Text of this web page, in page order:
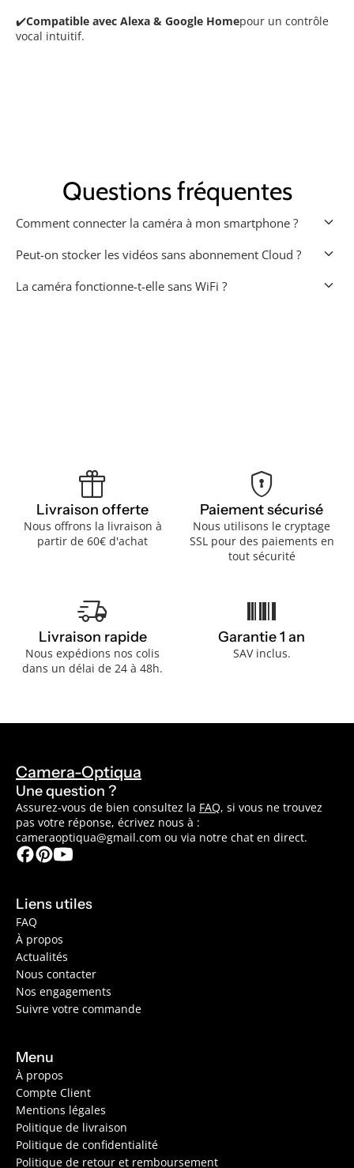
✔️Compatible avec Alexa & Google Homepour un contrôle
vocal intuitif.
Questions fréquentes
Comment connecter la caméra à mon smartphone ? keyboard_arrow_down
Peut-on stocker les vidéos sans abonnement Cloud ? keyboard_arrow_down
La caméra fonctionne-t-elle sans WiFi ? keyboard_arrow_down
featured_seasonal_and_gifts
Livraison offerte
Nous offrons la livraison à
partir de 60€ d'achat
encrypted
Paiement sécurisé
Nous utilisons le cryptage
SSL pour des paiements en
tout sécurité
delivery_truck_speed
Livraison rapide
Nous expédions nos colis
dans un délai de 24 à 48h.
barcode
Garantie 1 an
SAV inclus.
Camera-Optiqua
Une question ?
Assurez-vous de bien consultez la FAQ, si vous ne trouvez
pas votre réponse, écrivez nous à :
cameraoptiqua@gmail.com ou via notre chat en direct.
Liens utiles
FAQ
À propos
Actualités
Nous contacter
Nos engagements
Suivre votre commande
Menu
À propos
Compte Client
Mentions légales
Politique de livraison
Politique de confidentialité
Politique de retour et remboursement